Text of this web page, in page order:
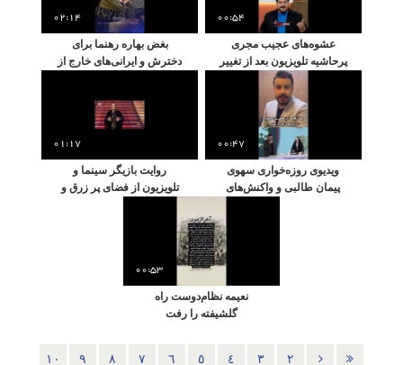
00:54
عشوه‌های عجیب مجری
پرحاشیه تلویزیون بعد از تغییر
چهره
02:14
بغض بهاره رهنما برای
دخترش و ایرانی‌های خارج از
00:47
ویدیوی روزه‌خواری سهوی
پیمان طالبی و واکنش‌های
01:17
روایت بازیگر سینما و
تلویزیون از فضای پر زرق و
00:53
نعیمه نظام‌دوست راه
گلشیفته را رفت
٢ ٣ ٤ ٥ ٦ ٧ ٨ ٩ ١٠